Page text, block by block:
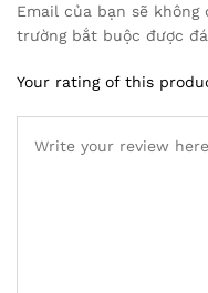
Email của bạn sẽ
trường bắt buộc được
Your rating of this